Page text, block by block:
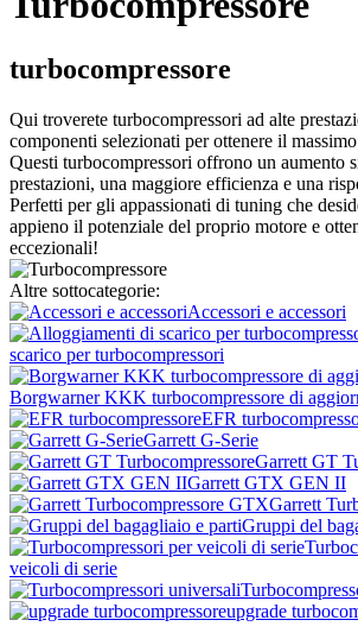
turbocompressore
Qui troverete turbocompressori ad alte
componenti selezionati per ottenere il
Questi turbocompressori offrono un aumento
prestazioni, una maggiore efficienza e una
Perfetti per gli appassionati di tuning che
appieno il potenziale del proprio motore e
eccezionali!
Altre sottocategorie:
Accessori e accessori
scarico per turbocompressori
Borgwarner KKK turbocompressore di
EFR
Garrett G-Serie
Garrett GT
Garrett GTX GEN II
Garrett
Gruppi del
veicoli di serie
upgrade